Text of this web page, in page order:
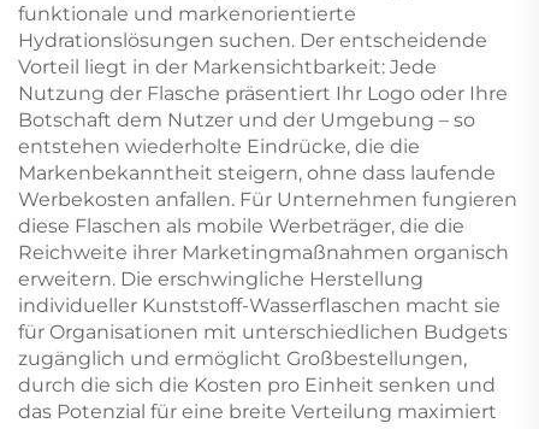
funktionale und markenorientierte
Hydrationslösungen suchen. Der entscheidende
Vorteil liegt in der Markensichtbarkeit: Jede
Nutzung der Flasche präsentiert Ihr Logo oder Ihre
Botschaft dem Nutzer und der Umgebung – so
entstehen wiederholte Eindrücke, die die
Markenbekanntheit steigern, ohne dass laufende
Werbekosten anfallen. Für Unternehmen fungieren
diese Flaschen als mobile Werbeträger, die die
Reichweite ihrer Marketingmaßnahmen organisch
erweitern. Die erschwingliche Herstellung
individueller Kunststoff-Wasserflaschen macht sie
für Organisationen mit unterschiedlichen Budgets
zugänglich und ermöglicht Großbestellungen,
durch die sich die Kosten pro Einheit senken und
das Potenzial für eine breite Verteilung maximiert